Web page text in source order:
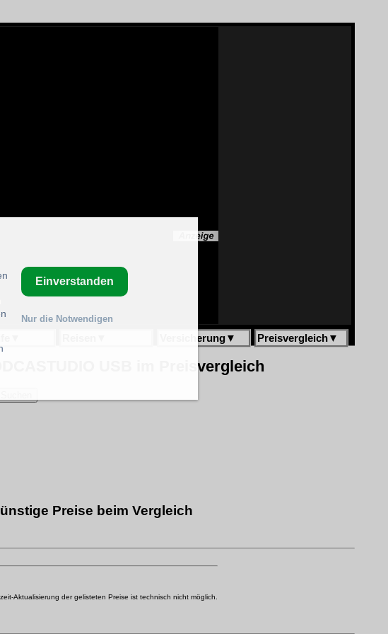
Versicherung▼ Preisvergleich▼
USB im Preisvergleich
Preise beim Vergleich
Aktualisierung der gelisteten Preise ist technisch nicht möglich.
Einverstanden
Nur die Notwendigen